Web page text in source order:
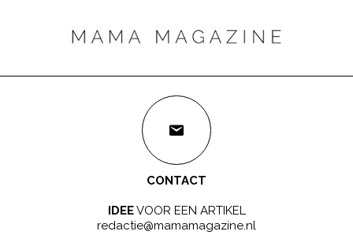
CONTACT
IDEEVOOR EEN ARTIKEL
redactie@mamamagazine.nl